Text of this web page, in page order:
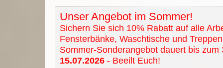
Unser Angebot im Sommer!
Sichern Sie sich 10% Rabatt auf alle
Fensterbänke, Waschtische und
Sommer-Sonderangebot dauert bis zum
15.07.2026 - Beeilt Euch!